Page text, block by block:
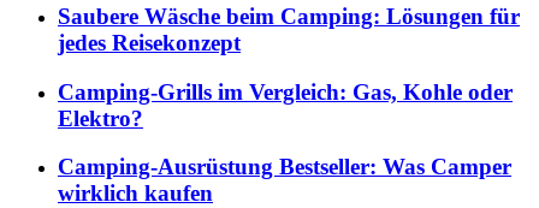
Saubere Wäsche beim Camping: Lösungen für
jedes Reisekonzept
Camping-Grills im Vergleich: Gas, Kohle oder
Elektro?
Camping-Ausrüstung Bestseller: Was Camper
wirklich kaufen